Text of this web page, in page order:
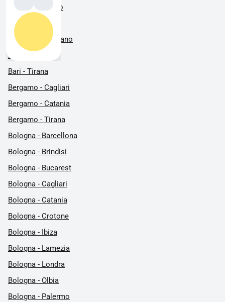
Alghero - Milano
Alghero - Roma
Barcellona - Milano
Bari - Milano
Bari - Tirana
Bergamo - Cagliari
Bergamo - Catania
Bergamo - Tirana
Bologna - Barcellona
Bologna - Brindisi
Bologna - Bucarest
Bologna - Cagliari
Bologna - Catania
Bologna - Crotone
Bologna - Ibiza
Bologna - Lamezia
Bologna - Londra
Bologna - Olbia
Bologna - Palermo